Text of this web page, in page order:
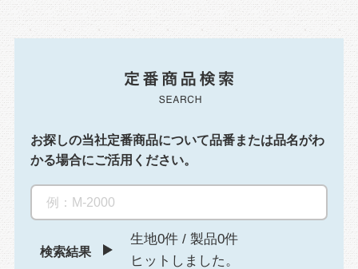
お探しの当社定番商品について品番または品名がわ
かる場合にご活用ください。
検索結果
生地0件 / 製品0件
ヒットしました。